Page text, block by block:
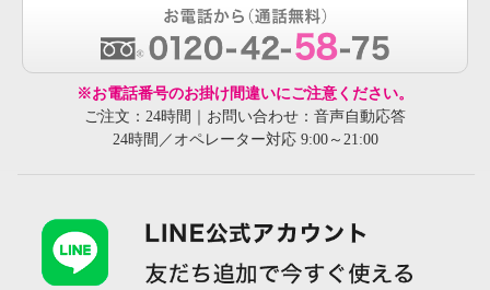
※お電話番号のお掛け間違いにご注意ください。
ご注文：24時間｜お問い合わせ：音声自動応答
24時間／オペレーター対応 9:00～21:00